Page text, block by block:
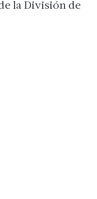
la División de